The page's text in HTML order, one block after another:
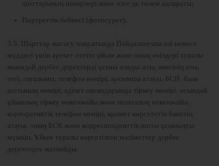
шоттарының нөмірлері және өзге де төлем ақпараты;
Портреттік бейнесі (фотосурет).
3.5. Шарттар жасасу мақсатында Пайдаланушы өзі немесе
мүддесі үшін әрекет ететін ұйым және оның өкілдері туралы
мынадай дербес деректерді ұсына алады: аты, әкесінің аты,
тегі, лауазымы, телефон нөмірі, қосымша атауы, БСН, банк
шотының нөмірі, әділет органдарында тіркеу нөмірі, осындай
ұйымның тіркеу мекенжайы және пошталық мекенжайы,
корпоративтік телефон нөмірі, қызмет көрсететін банктің
атауы, оның БСК және корреспонденттік шоты ұсынылуы
мүмкін. Ұйым туралы көрсетілген мәліметтер дербес
деректерге жатпайды.